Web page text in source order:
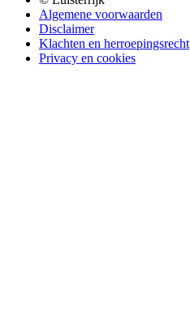
Algemene voorwaarden
Disclaimer
Klachten en herroepingsrecht
Privacy en cookies